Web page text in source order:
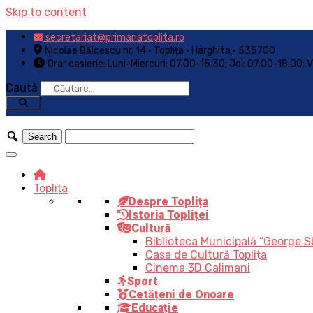
Skip to content
secretariat@primariatoplita.ro
Nicolae Bălcescu nr. 14 • Toplița • Harghita • 535700
Orar casierie: Luni-Miercuri: 07.00-15.30; Joi: 07.00-18.00;
Caută
Toplița
Despre Toplița
Istoria Topliței
Cultură
Biblioteca Municipală “George
Casa de Cultură Toplița
Cinema 3D Calimani
Sport
Cetățeni de Onoare
Educație